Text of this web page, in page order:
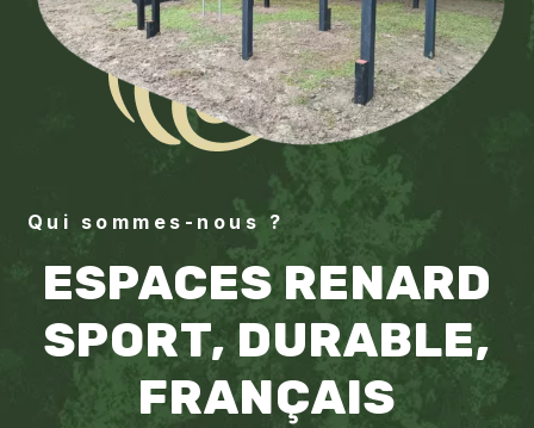
Qui sommes-nous ?
ESPACES RENARD
SPORT, DURABLE,
FRANÇAIS